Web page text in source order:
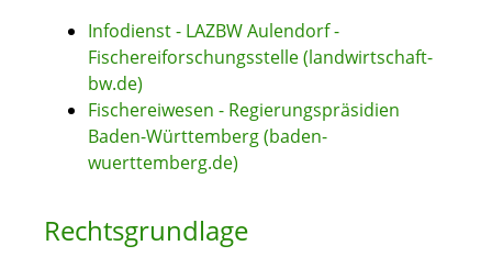
Infodienst - LAZBW Aulendorf -
Fischereiforschungsstelle (landwirtschaft-
bw.de)
Fischereiwesen - Regierungspräsidien
Baden-Württemberg (baden-
wuerttemberg.de)
Rechtsgrundlage